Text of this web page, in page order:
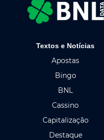
Textos e Notícias
Apostas
Bingo
BNL
Cassino
Capitalização
Destaque